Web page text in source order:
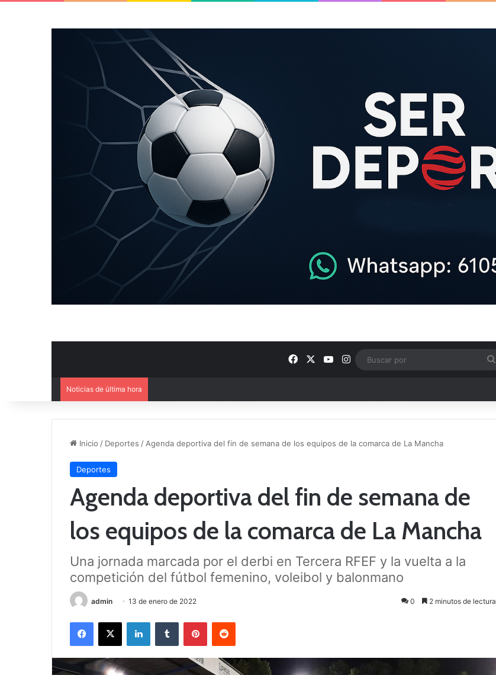
FacebookYouTube
Instagram
Noticias de última hora
Inicio / Deportes / Agenda deportiva del fin de semana de los equipos de la comarca de La Mancha
Deportes
Agenda deportiva del fin de semana de
los equipos de la comarca de La Mancha
Una jornada marcada por el derbi en Tercera RFEF y la vuelta a la
competición del fútbol femenino, voleibol y balonmano
admin 13 de enero de 2022 0 2 minutos de lectura